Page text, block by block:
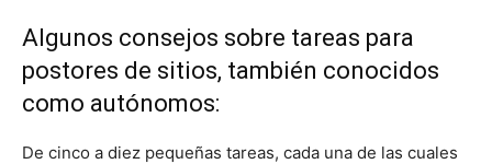
Algunos consejos sobre tareas para
postores de sitios, también conocidos
como autónomos:
De cinco a diez pequeñas tareas, cada una de las cuales